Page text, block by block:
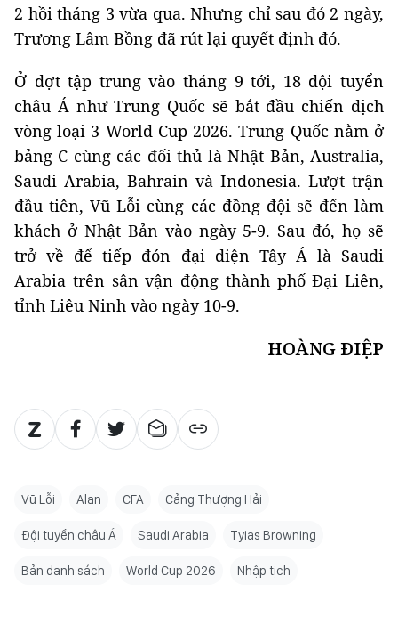
2 hồi tháng 3 vừa qua. Nhưng chỉ sau đó 2 ngày,
Trương Lâm Bồng đã rút lại quyết định đó.
Ở đợt tập trung vào tháng 9 tới, 18 đội tuyển
châu Á như Trung Quốc sẽ bắt đầu chiến dịch
vòng loại 3 World Cup 2026. Trung Quốc nằm ở
bảng C cùng các đối thủ là Nhật Bản, Australia,
Saudi Arabia, Bahrain và Indonesia. Lượt trận
đầu tiên, Vũ Lỗi cùng các đồng đội sẽ đến làm
khách ở Nhật Bản vào ngày 5-9. Sau đó, họ sẽ
trở về để tiếp đón đại diện Tây Á là Saudi
Arabia trên sân vận động thành phố Đại Liên,
tỉnh Liêu Ninh vào ngày 10-9.
HOÀNG ĐIỆP
Vũ Lỗi Alan CFA Cảng Thượng Hải
Đội tuyển châu Á Saudi Arabia Tyias Browning
Bản danh sách World Cup 2026 Nhập tịch